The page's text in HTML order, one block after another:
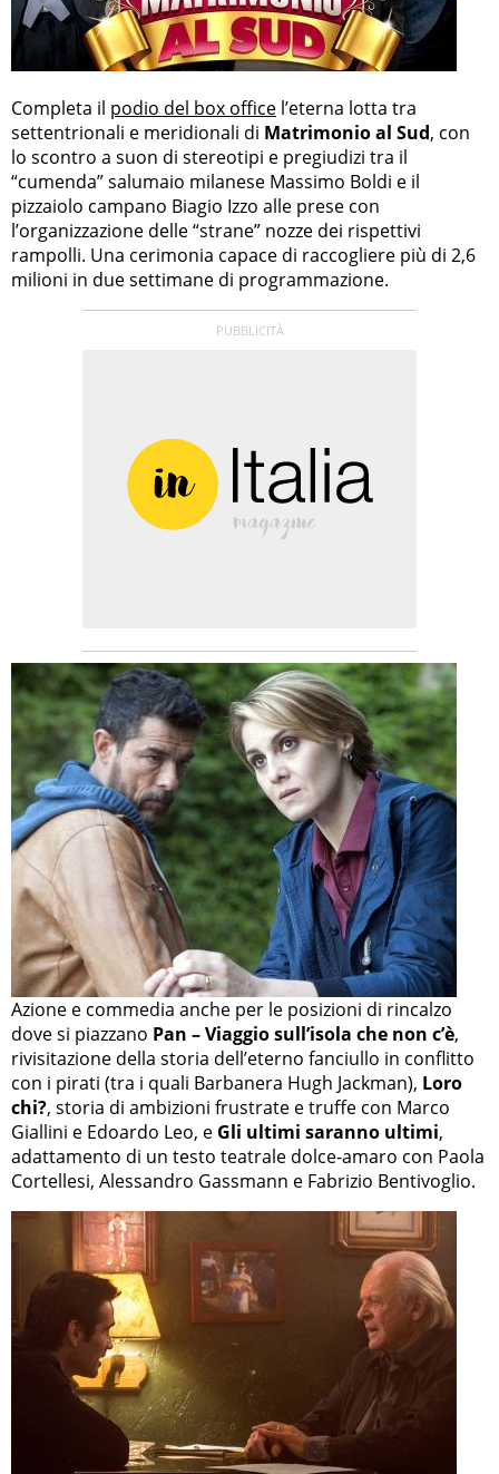
Completa il podio del box office l’eterna lotta tra
settentrionali e meridionali di Matrimonio al Sud, con
lo scontro a suon di stereotipi e pregiudizi tra il
“cumenda” salumaio milanese Massimo Boldi e il
pizzaiolo campano Biagio Izzo alle prese con
l’organizzazione delle “strane” nozze dei rispettivi
rampolli. Una cerimonia capace di raccogliere più di 2,6
milioni in due settimane di programmazione.
Azione e commedia anche per le posizioni di rincalzo
dove si piazzano Pan – Viaggio sull’isola che non c’è,
rivisitazione della storia dell’eterno fanciullo in conflitto
con i pirati (tra i quali Barbanera Hugh Jackman), Loro
chi?, storia di ambizioni frustrate e truffe con Marco
Giallini e Edoardo Leo, e Gli ultimi saranno ultimi,
adattamento di un testo teatrale dolce-amaro con Paola
Cortellesi, Alessandro Gassmann e Fabrizio Bentivoglio.